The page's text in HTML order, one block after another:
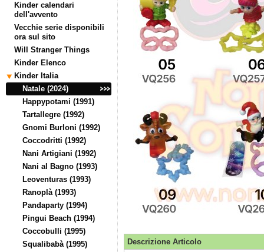
Kinder calendari
dell'avvento
Vecchie serie disponibili
ora sul sito
Will Stranger Things
Kinder Elenco
Kinder Italia
Natale (2024)
Happypotami (1991)
Tartallegre (1992)
Gnomi Burloni (1992)
Coccodritti (1992)
Nani Artigiani (1992)
Nani al Bagno (1993)
Leoventuras (1993)
Ranoplà (1993)
Pandaparty (1994)
Pingui Beach (1994)
Coccobulli (1995)
Squalibabà (1995)
Descrizione Articolo